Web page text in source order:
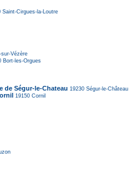
Saint-Cirgues-la-Loutre
sur-Vézère
Bort-les-Orgues
de Ségur-le-Chateau 19230 Ségur-le-Château
19150 Cornil